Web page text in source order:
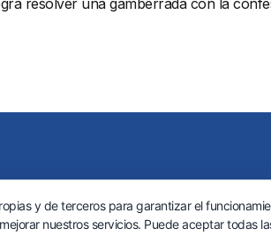
y de terceros para garantizar el
nuestros servicios. Puede aceptar todas